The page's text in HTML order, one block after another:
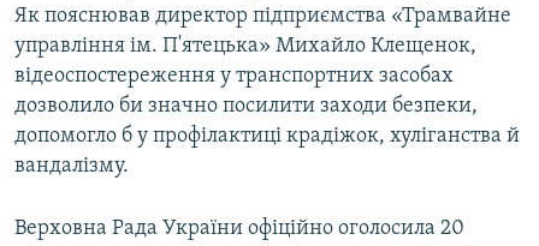
Як пояснював директор підприємства «Трамвайне
управління ім. П'ятецька» Михайло Клещенок,
відеоспостереження у транспортних засобах
дозволило би значно посилити заходи безпеки,
допомогло б у профілактиці крадіжок, хуліганства й
вандалізму.
Верховна Рада України офіційно оголосила 20